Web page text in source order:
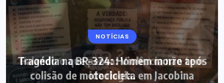
NOTÍCIAS
Tragédia na BR-324: Homem morre após
colisão de motocicleta em Jacobina